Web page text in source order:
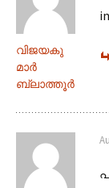
വിജയകു
മാർ
ബ്ലാത്തൂർ